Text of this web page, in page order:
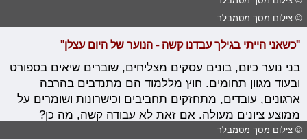
© צילום מסך מטמבלר
"כשאני הייתי בגילך עבדנו קשה - הנוער של היום עצלן"
בני נוער כיום, בונים עסקים מצליחים, שוברים שיאים בספורט
ובעוד מגוון תחומים. חוץ מללמוד הם מתנדבים בהרבה
ארגונים, עובדים, מתחזקים תחביבים וכישרונות ושומרים על
ממוצע ציונים מעולה. אם זאת לא עבודה קשה, מה כן?
© צילום מסך מטמבלר